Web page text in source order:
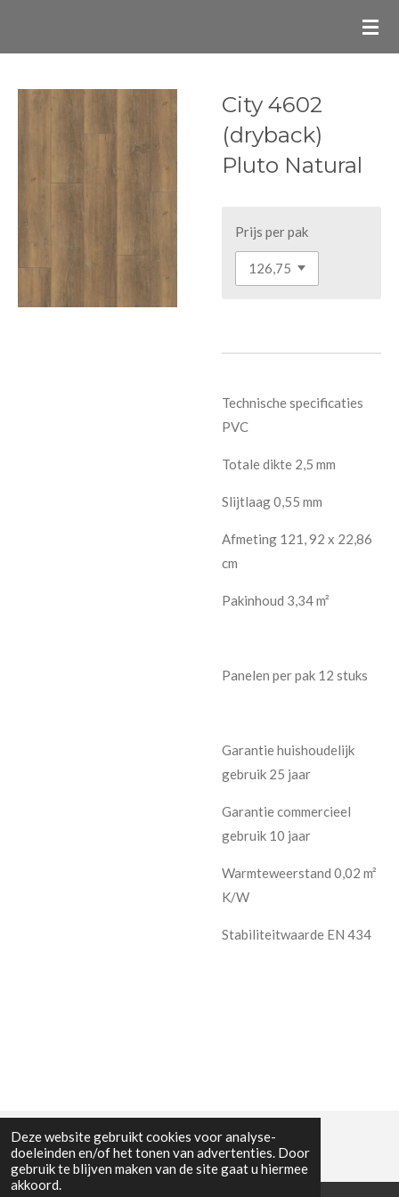
Deze website gebruikt cookies voor analyse-
doeleinden en/of het tonen van advertenties. Door
gebruik te blijven maken van de site gaat u hiermee
akkoord.
de
City 4602
(dryback)
Pluto Natural
Prijs per pak
Technische specificaties
PVC
Totale dikte 2,5 mm
Slijtlaag 0,55 mm
Afmeting 121, 92 x 22,86
cm
Pakinhoud 3,34 m²
Panelen per pak 12 stuks
Garantie huishoudelijk
gebruik 25 jaar
Garantie commercieel
gebruik 10 jaar
Warmteweerstand 0,02 m²
K/W
Stabiliteitwaarde EN 434